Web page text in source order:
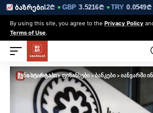
ბაზრები
▼EUR3.0212₾▼GBP3.5216₾▼ TRY0.0549₾
By using this site, you agree to the Privacy Policy
Terms of Use.
შენი სტარტაპი>ფინანსები>ბანკები>იანვარში ინფლაციური